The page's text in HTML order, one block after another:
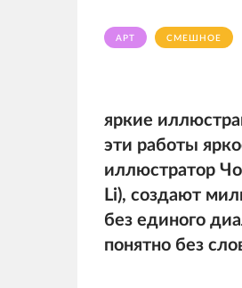
АРТ СМЕШНОЕ
яркие
эти работы
иллюстратор
Li), создают
без единого
понятно без